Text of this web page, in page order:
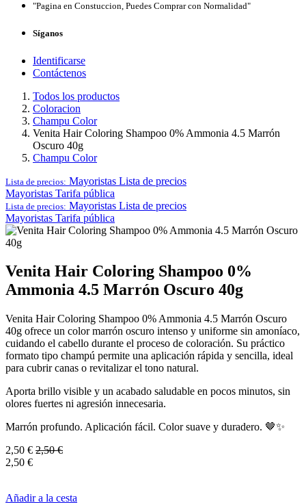
"Pagina en Constuccion, Puedes Comprar con Normalidad"
Síganos
Identificarse
Contáctenos
Todos los productos
Coloracion
Champu Color
Venita Hair Coloring Shampoo 0% Ammonia 4.5 Marrón
Oscuro 40g
Champu Color
Lista de precios: Mayoristas Lista de precios
Mayoristas Tarifa pública
Lista de precios: Mayoristas Lista de precios
Mayoristas Tarifa pública
Venita Hair Coloring Shampoo 0%
Ammonia 4.5 Marrón Oscuro 40g
Venita Hair Coloring Shampoo 0% Ammonia 4.5 Marrón Oscuro
40g ofrece un color marrón oscuro intenso y uniforme sin amoníaco,
cuidando el cabello durante el proceso de coloración. Su práctico
formato tipo champú permite una aplicación rápida y sencilla, ideal
para cubrir canas o revitalizar el tono natural.
Aporta brillo visible y un acabado saludable en pocos minutos, sin
olores fuertes ni agresión innecesaria.
Marrón profundo. Aplicación fácil. Color suave y duradero. 🤎✨
2,50 € 2,50€
2,50 €
Añadir a la cesta